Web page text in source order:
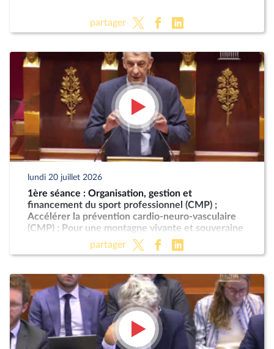
partager
lundi 20 juillet 2026
1ère séance : Organisation, gestion et
financement du sport professionnel (CMP) ;
Accélérer la prévention cardio-neuro-vasculaire
(CMP) ; Pour une montagne vivante et souveraine
partager